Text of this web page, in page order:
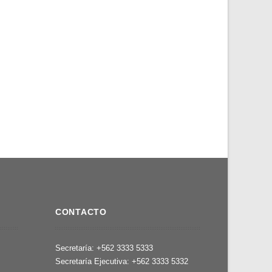
CONTACTO
Secretaría: +562 3333 5333
Secretaría Ejecutiva: +562 3333 5332